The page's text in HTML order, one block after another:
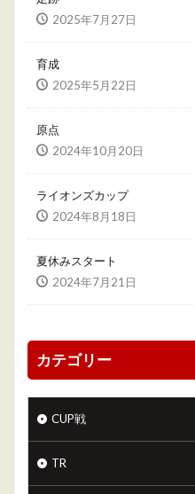
2025年7月27日
育成
2025年5月22日
原点
2024年10月20日
ライオンズカップ
2024年8月18日
夏休みスタート
2024年7月21日
カテゴリー
CUP戦
TR